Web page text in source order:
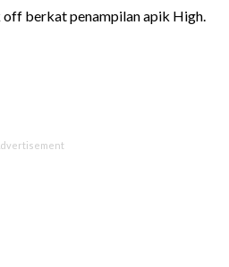
berkat penampilan apik High.